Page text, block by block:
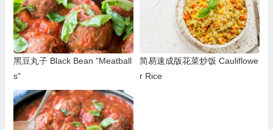
黑豆丸子 Black Bean "Meatball
s"
简易速成版花菜炒饭 Cauliflowe
r Rice